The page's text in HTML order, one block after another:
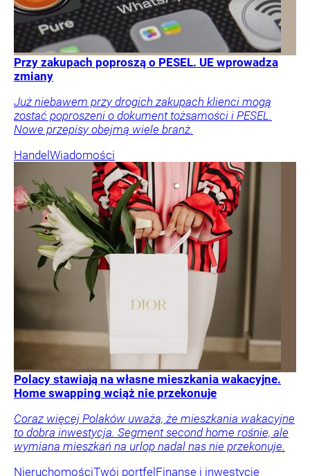
Przy zakupach poproszą o PESEL. UE wprowadza
zmiany
Już niebawem przy drogich zakupach klienci mogą
zostać poproszeni o dokument tożsamości i PESEL.
Nowe przepisy obejmą wiele branż.
Handel Wiadomości
Polacy stawiają na własne mieszkania wakacyjne.
Home swapping wciąż nie przekonuje
Coraz więcej Polaków uważa, że mieszkania wakacyjne
to dobra inwestycja. Segment second home rośnie, ale
wymiana mieszkań na urlop nadal nas nie przekonuje.
NieruchomościTwój portfel Finanse i inwestycje